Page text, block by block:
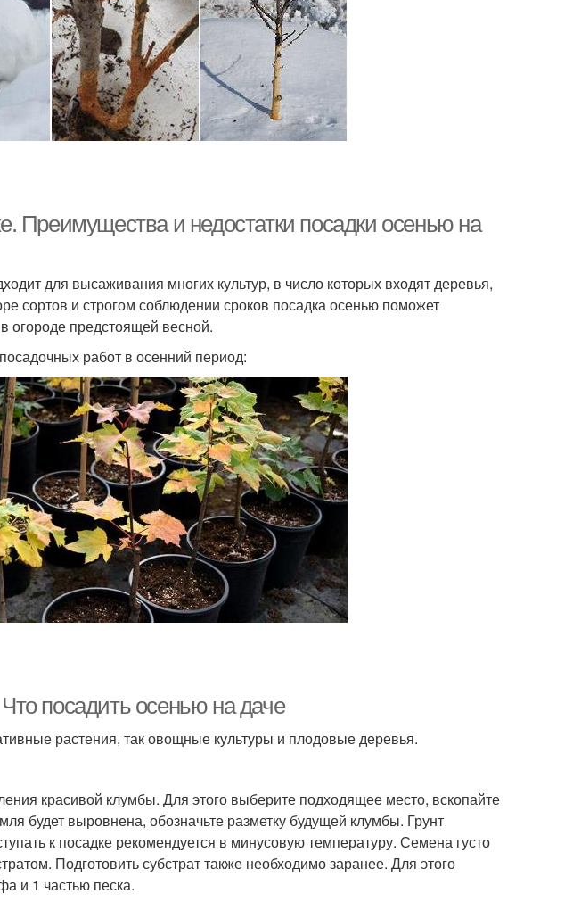
Преимущества и недостатки посадки осенью на
для высаживания многих культур, в число которых входят деревья,
сортов и строгом соблюдении сроков посадка осенью поможет
огороде предстоящей весной.
работ в осенний период:
посадить осенью на даче
растения, так овощные культуры и плодовые деревья.
красивой клумбы. Для этого выберите подходящее место, вскопайте
будет выровнена, обозначьте разметку будущей клумбы. Грунт
к посадке рекомендуется в минусовую температуру. Семена густо
Подготовить субстрат также необходимо заранее. Для этого
и 1 частью песка.